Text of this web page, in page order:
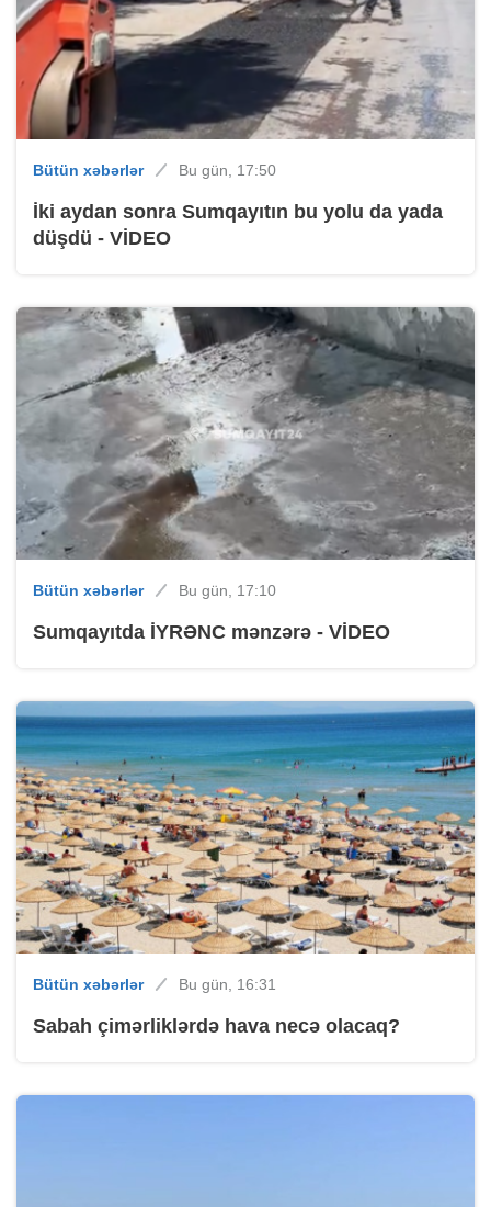
Bütün xəbərlər Bu gün, 17:50
İki aydan sonra Sumqayıtın bu yolu da yada
düşdü - VİDEO
Bütün xəbərlər Bu gün, 17:10
Sumqayıtda İYRƏNC mənzərə - VİDEO
Bütün xəbərlər Bu gün, 16:31
Sabah çimərliklərdə hava necə olacaq?